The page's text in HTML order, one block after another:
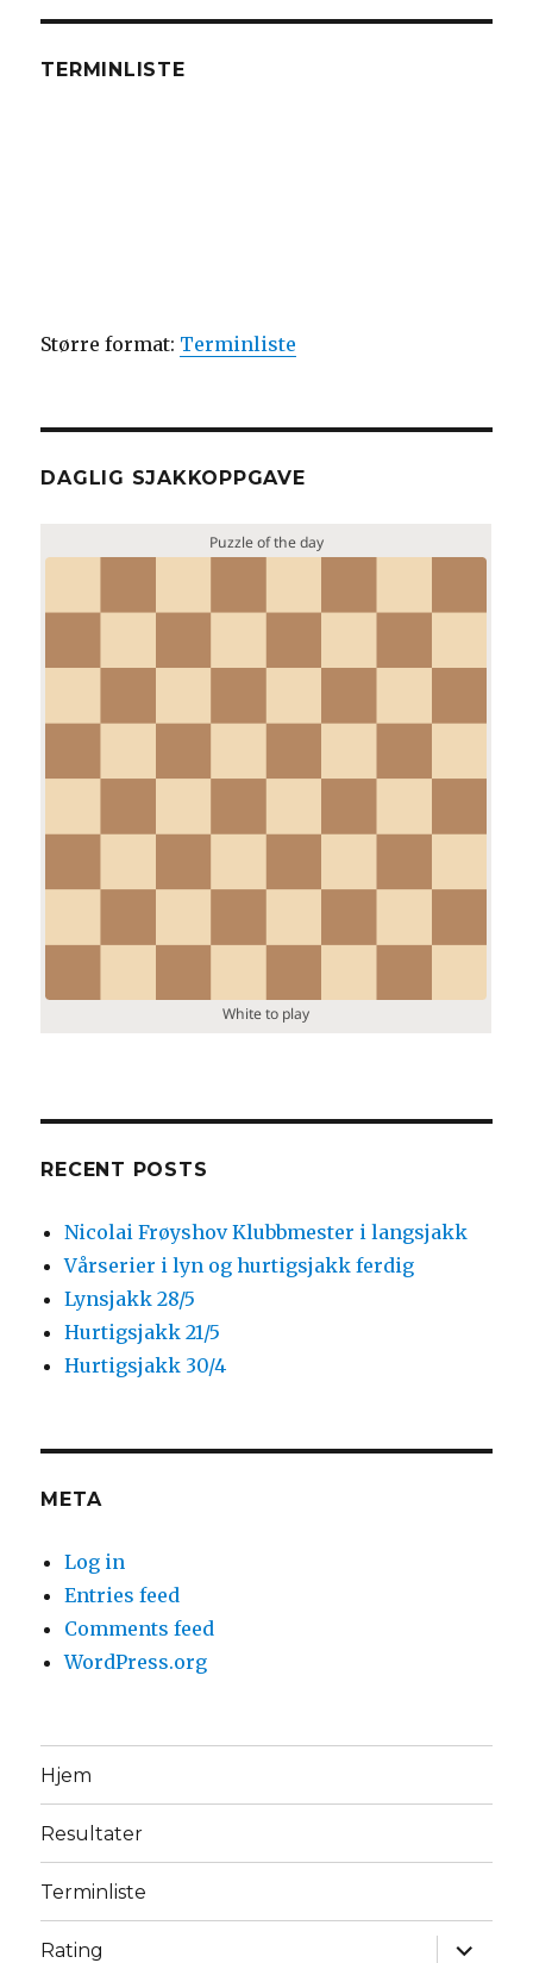
TERMINLISTE
Større format: Terminliste
DAGLIG SJAKKOPPGAVE
RECENT POSTS
Nicolai Frøyshov Klubbmester i langsjakk
Vårserier i lyn og hurtigsjakk ferdig
Lynsjakk 28/5
Hurtigsjakk 21/5
Hurtigsjakk 30/4
META
Log in
Entries feed
Comments feed
WordPress.org
Hjem
Resultater
Terminliste
Rating
expand